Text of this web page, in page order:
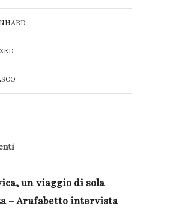
un viaggio di sola
– Arufabetto intervista